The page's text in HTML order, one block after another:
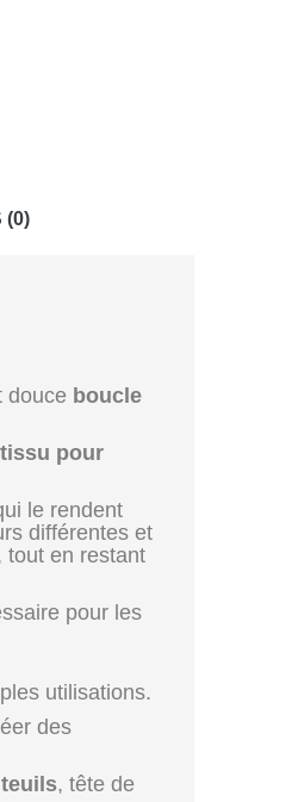
(0)
douce boucle
tissu pour
le rendent
différentes et
tout en restant
pour les
utilisations.
des
, tête de